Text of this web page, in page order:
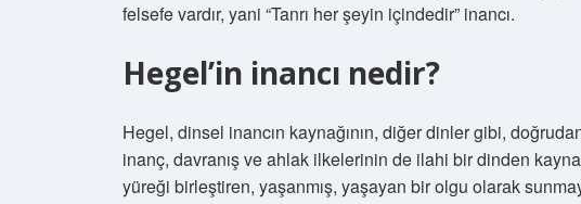
felsefe vardır, yani “Tanrı her şeyin içindedir” inancı.
Hegel’in inancı nedir?
Hegel, dinsel inancın kaynağının, diğer dinler gibi,
inanç, davranış ve ahlak ilkelerinin de ilahi bir dinden
yüreği birleştiren, yaşanmış, yaşayan bir olgu olarak